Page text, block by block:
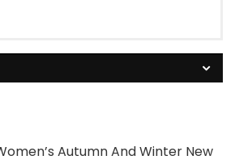
Autumn And Winter New